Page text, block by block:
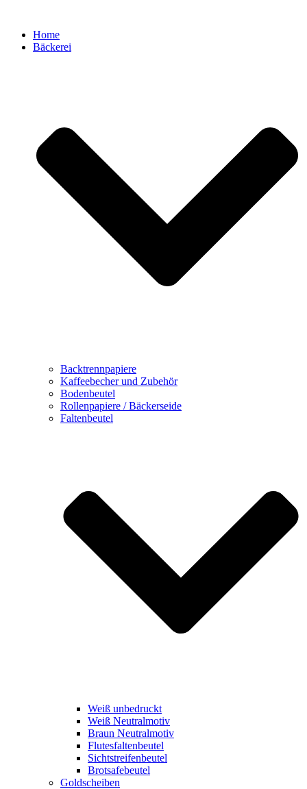
springenHome
Bäckerei
Backtrennpapiere
Kaffeebecher und Zubehör
Bodenbeutel
Rollenpapiere / Bäckerseide
Faltenbeutel
Weiß unbedruckt
Weiß Neutralmotiv
Braun Neutralmotiv
Flutesfaltenbeutel
Sichtstreifenbeutel
Brotsafebeutel
Goldscheiben